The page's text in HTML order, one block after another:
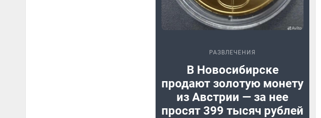
РАЗВЛЕЧЕНИЯ
В Новосибирске
продают золотую монету
из Австрии — за нее
просят 399 тысяч рублей